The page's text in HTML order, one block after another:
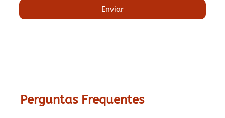
Enviar
Perguntas Frequentes